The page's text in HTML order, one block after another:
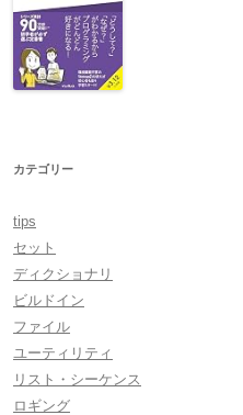
カテゴリー
tips
セット
ディクショナリ
ビルドイン
ファイル
ユーティリティ
リスト・シーケンス
ロギング